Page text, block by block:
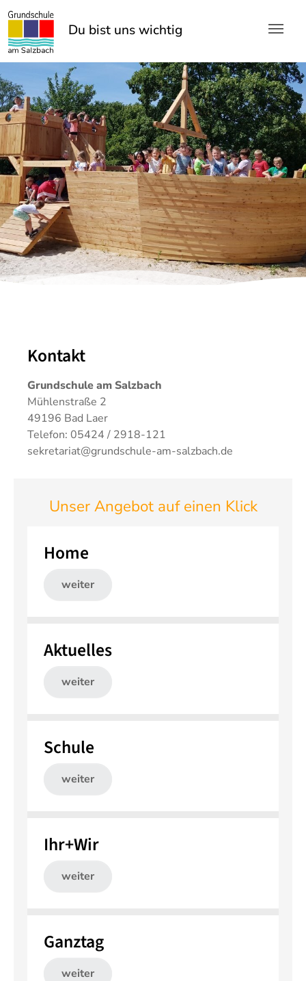
Skip to main content
Du bist uns wichtig!
Du bist uns wichtig!
Kontakt
Grundschule am Salzbach
Mühlenstraße 2
49196 Bad Laer
Telefon: 05424 / 2918-121
sekretariat@grundschule-am-salzbach.de
Unser Angebot auf einen Klick
Home
weiter
Aktuelles
weiter
Schule
weiter
Ihr+Wir
weiter
Ganztag
weiter